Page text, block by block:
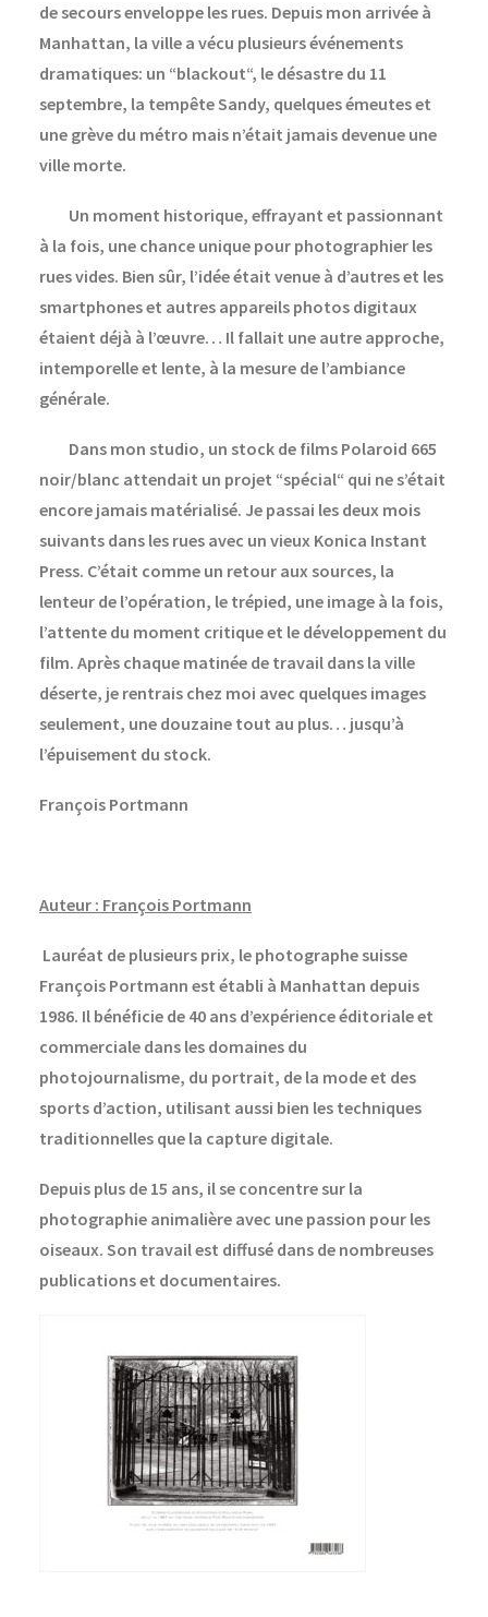
de secours enveloppe les rues. Depuis mon arrivée à
Manhattan, la ville a vécu plusieurs événements
dramatiques: un “blackout“, le désastre du 11
septembre, la tempête Sandy, quelques émeutes et
une grève du métro mais n’était jamais devenue une
ville morte.
Un moment historique, effrayant et passionnant
à la fois, une chance unique pour photographier les
rues vides. Bien sûr, l’idée était venue à d’autres et les
smartphones et autres appareils photos digitaux
étaient déjà à l’œuvre… Il fallait une autre approche,
intemporelle et lente, à la mesure de l’ambiance
générale.
Dans mon studio, un stock de films Polaroid 665
noir/blanc attendait un projet “spécial“ qui ne s’était
encore jamais matérialisé. Je passai les deux mois
suivants dans les rues avec un vieux Konica Instant
Press. C’était comme un retour aux sources, la
lenteur de l’opération, le trépied, une image à la fois,
l’attente du moment critique et le développement du
film. Après chaque matinée de travail dans la ville
déserte, je rentrais chez moi avec quelques images
seulement, une douzaine tout au plus… jusqu’à
l’épuisement du stock.
François Portmann
Auteur : François Portmann
Lauréat de plusieurs prix, le photographe suisse
François Portmann est établi à Manhattan depuis
1986. Il bénéficie de 40 ans d’expérience éditoriale et
commerciale dans les domaines du
photojournalisme, du portrait, de la mode et des
sports d’action, utilisant aussi bien les techniques
traditionnelles que la capture digitale.
Depuis plus de 15 ans, il se concentre sur la
photographie animalière avec une passion pour les
oiseaux. Son travail est diffusé dans de nombreuses
publications et documentaires.